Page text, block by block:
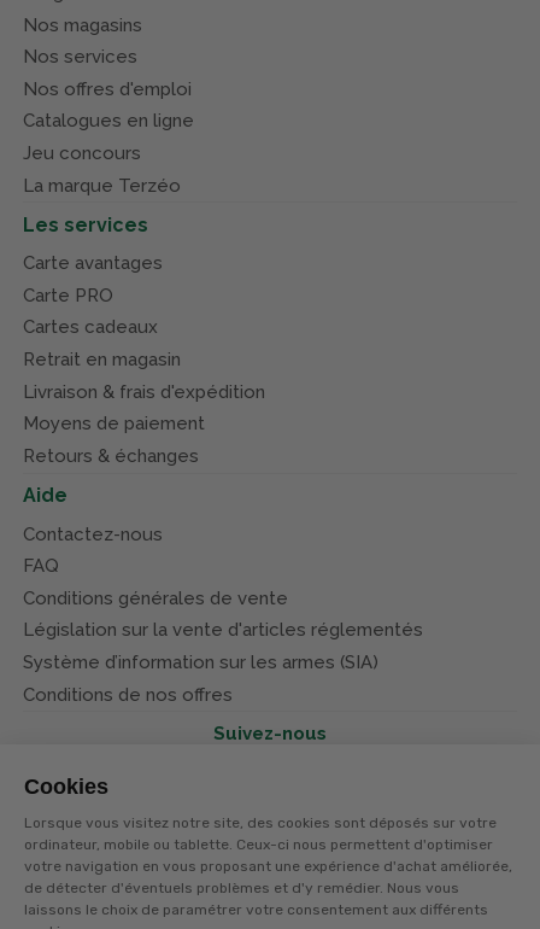
Cookies
Lorsque vous visitez notre site, des cookies sont déposés sur votre
ordinateur, mobile ou tablette. Ceux-ci nous permettent d'optimiser
votre navigation en vous proposant une expérience d'achat améliorée,
de détecter d'éventuels problèmes et d'y remédier. Nous vous
laissons le choix de paramétrer votre consentement aux différents
Nos magasins
Nos services
Nos offres d'emploi
Catalogues en ligne
Jeu concours
La marque Terzéo
Les services
Carte avantages
Carte PRO
Cartes cadeaux
Retrait en magasin
Livraison & frais d'expédition
Moyens de paiement
Retours & échanges
Aide
Contactez-nous
FAQ
Conditions générales de vente
Législation sur la vente d'articles réglementés
Système d’information sur les armes (SIA)
Conditions de nos offres
Suivez-nous
© Terres et eaux 2026
Politique de confidentialité
Mentions légales
CGV